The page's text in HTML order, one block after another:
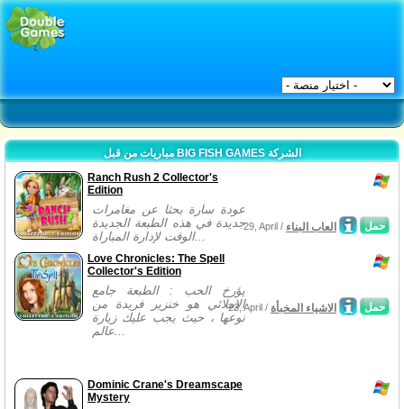
مباريات من قبل BIG FISH GAMES الشركة
Ranch Rush 2 Collector's
Edition
عودة سارة بحثا عن مغامرات
جديدة في هذه الطبعة الجديدة
الوقت لإدارة المباراة...
حمل 29, April / العاب البناء
Love Chronicles: The Spell
Collector's Edition
يؤرخ الحب : الطبعة جامع
الإملائي هو خنزير فريدة من
نوعها ، حيث يجب عليك زيارة
عالم...
حمل 23, April / الاشياء المخبأة
Dominic Crane's Dreamscape
Mystery